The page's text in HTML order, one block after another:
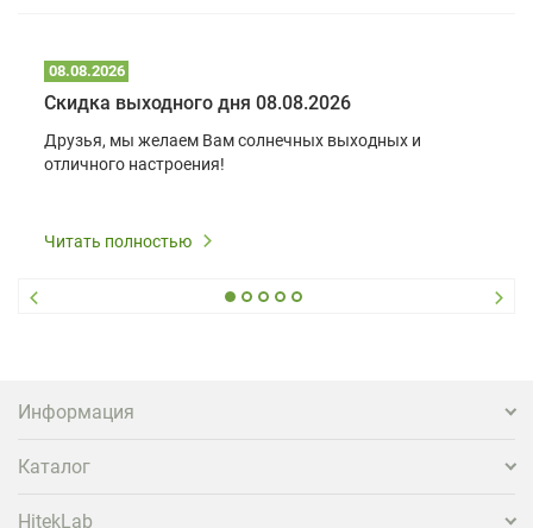
08.08.2026
Скидка выходного дня 08.08.2026
Друзья, мы желаем Вам солнечных выходных и
отличного настроения!
Читать полностью
Информация
Каталог
HitekLab